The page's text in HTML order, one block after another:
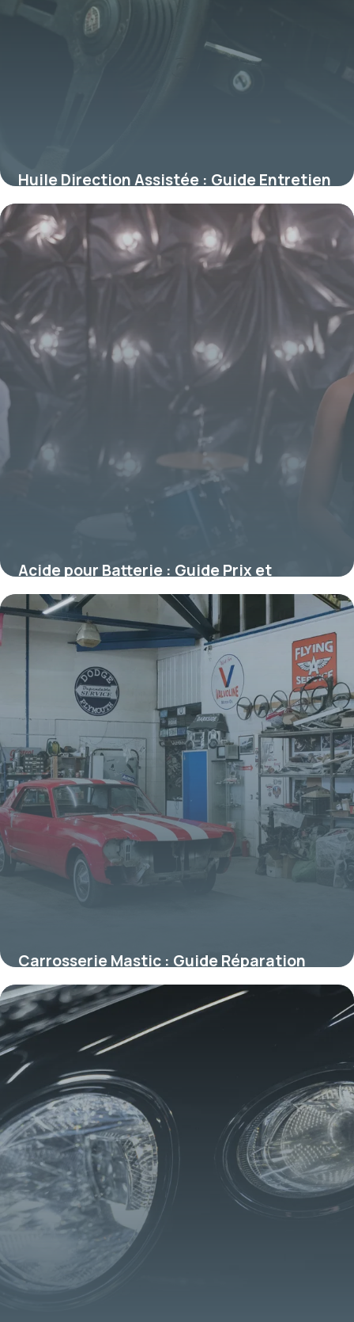
Huile Direction Assistée : Guide Entretien
11 juillet 2026
Acide pour Batterie : Guide Prix et
Conseils 2026
10 juillet 2026
Carrosserie Mastic : Guide Réparation
2026
9 juillet 2026